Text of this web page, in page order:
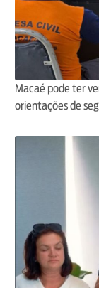
Macaé pode ter
orientações de